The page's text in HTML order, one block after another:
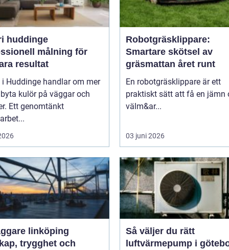
huddinge
målning för
resultat
Huddinge handlar om mer
kulör på väggar och
Ett genomtänkt
Robotgräsklippare:
Smartare skötsel av
gräsmattan året runt
En robotgräsklippare är ett
praktiskt sätt att få en jämn
välm&ar...
03 juni 2026
linköping
trygghet och
Så väljer du rätt
luftvärmepump i